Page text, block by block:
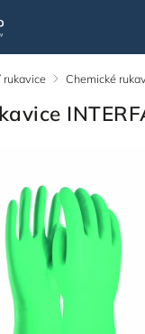
rukavice / Chemické